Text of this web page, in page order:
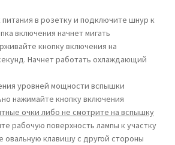
в розетку и подключите шнур к
включения начнет мигать
кнопку включения на
Начнет работать охлаждающий
уровней мощности вспышки
нажимайте кнопку включения
очки либо не смотрите на вспышку
рабочую поверхность лампы к участку
овальную клавишу с другой стороны